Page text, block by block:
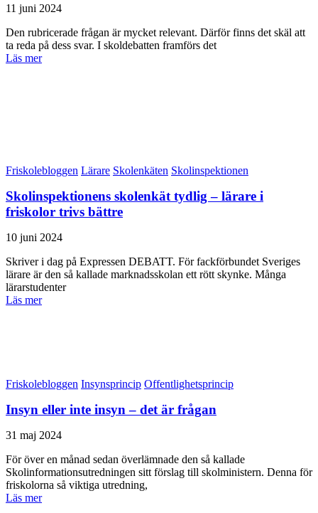
11 juni 2024
Den rubricerade frågan är mycket relevant. Därför finns det skäl att
ta reda på dess svar. I skoldebatten framförs det
Läs mer
Friskolebloggen Lärare Skolenkäten Skolinspektionen
Skolinspektionens skolenkät tydlig – lärare i
friskolor trivs bättre
10 juni 2024
Skriver i dag på Expressen DEBATT. För fackförbundet Sveriges
lärare är den så kallade marknadsskolan ett rött skynke. Många
lärarstudenter
Läs mer
Friskolebloggen Insynsprincip Offentlighetsprincip
Insyn eller inte insyn – det är frågan
31 maj 2024
För över en månad sedan överlämnade den så kallade
Skolinformationsutredningen sitt förslag till skolministern. Denna för
friskolorna så viktiga utredning,
Läs mer